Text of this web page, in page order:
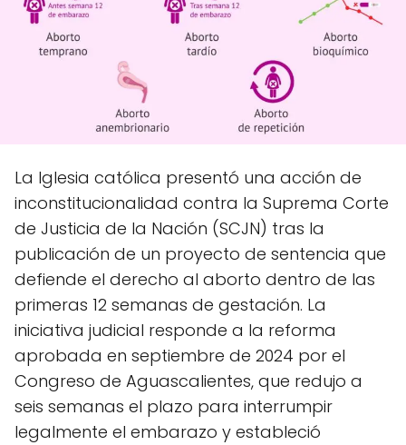
La Iglesia católica presentó una acción de
inconstitucionalidad contra la Suprema Corte
de Justicia de la Nación (SCJN) tras la
publicación de un proyecto de sentencia que
defiende el derecho al aborto dentro de las
primeras 12 semanas de gestación. La
iniciativa judicial responde a la reforma
aprobada en septiembre de 2024 por el
Congreso de Aguascalientes, que redujo a
seis semanas el plazo para interrumpir
legalmente el embarazo y estableció